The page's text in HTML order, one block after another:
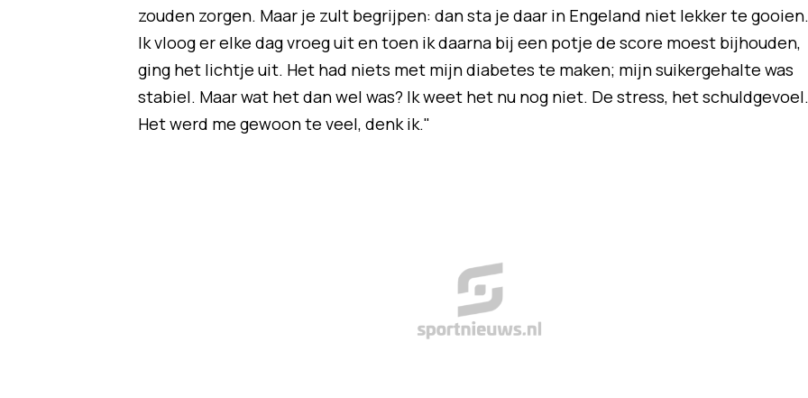
zouden zorgen. Maar je zult begrijpen: dan sta je daar in Engeland niet lekker te gooien.
Ik vloog er elke dag vroeg uit en toen ik daarna bij een potje de score moest bijhouden,
ging het lichtje uit. Het had niets met mijn diabetes te maken; mijn suikergehalte was
stabiel. Maar wat het dan wel was? Ik weet het nu nog niet. De stress, het schuldgevoel.
Het werd me gewoon te veel, denk ik."